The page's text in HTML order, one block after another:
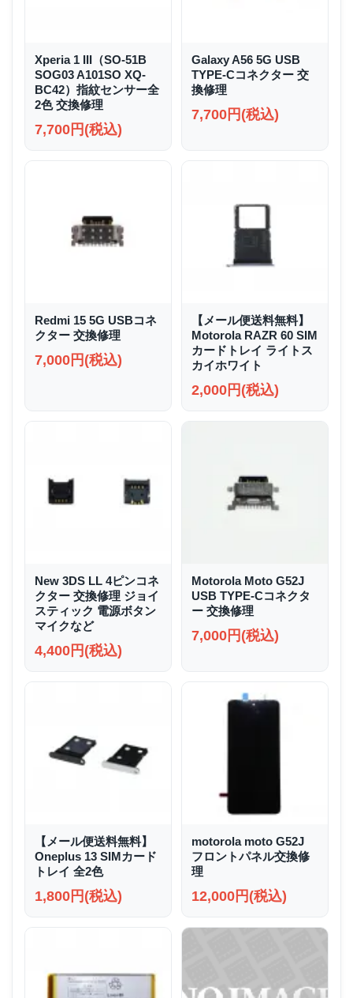
Xperia 1 III（SO-51B
SOG03 A101SO XQ-
BC42）指紋センサー全
2色 交換修理
7,700円(税込)
Galaxy A56 5G USB
TYPE-Cコネクター 交
換修理
7,700円(税込)
Redmi 15 5G USBコネ
クター 交換修理
7,000円(税込)
【メール便送料無料】
Motorola RAZR 60 SIM
カードトレイ ライトス
カイホワイト
2,000円(税込)
New 3DS LL 4ピンコネ
クター 交換修理 ジョイ
スティック 電源ボタン
マイクなど
4,400円(税込)
Motorola Moto G52J
USB TYPE-Cコネクタ
ー 交換修理
7,000円(税込)
【メール便送料無料】
Oneplus 13 SIMカード
トレイ 全2色
1,800円(税込)
motorola moto G52J
フロントパネル交換修
理
12,000円(税込)